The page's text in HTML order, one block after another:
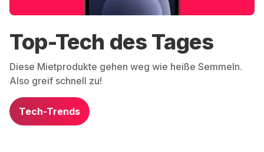
Top-Tech des Tages
Diese Mietprodukte gehen weg wie heiße Semmeln.
Also greif schnell zu!
Tech-Trends